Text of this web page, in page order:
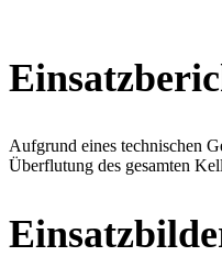
Aufgrund eines technischen
Überflutung des gesamten